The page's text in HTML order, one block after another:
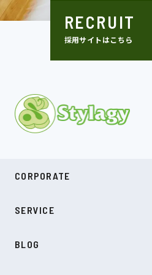
RECRUIT
採用サイトはこちら
CORPORATE
COMPANY
NEWS
SERVICE
受託開発
BLOG